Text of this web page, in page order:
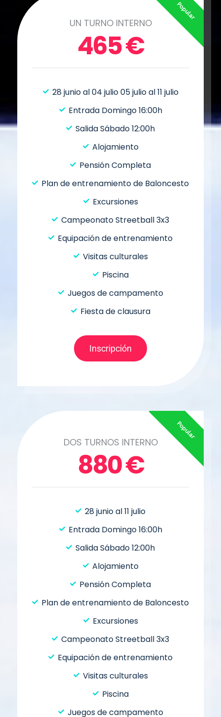
Popular
UN TURNO INTERNO
465€
28 junio al 04 julio 05 julio al 11 julio
Entrada Domingo 16:00h
Salida Sábado 12:00h
Alojamiento
Pensión Completa
Plan de entrenamiento de Baloncesto
Excursiones
Campeonato Streetball 3x3
Equipación de entrenamiento
Visitas culturales
Piscina
Juegos de campamento
Fiesta de clausura
Inscripción
Popular
DOS TURNOS INTERNO
880€
28 junio al 11 julio
Entrada Domingo 16:00h
Salida Sábado 12:00h
Alojamiento
Pensión Completa
Plan de entrenamiento de Baloncesto
Excursiones
Campeonato Streetball 3x3
Equipación de entrenamiento
Visitas culturales
Piscina
Juegos de campamento